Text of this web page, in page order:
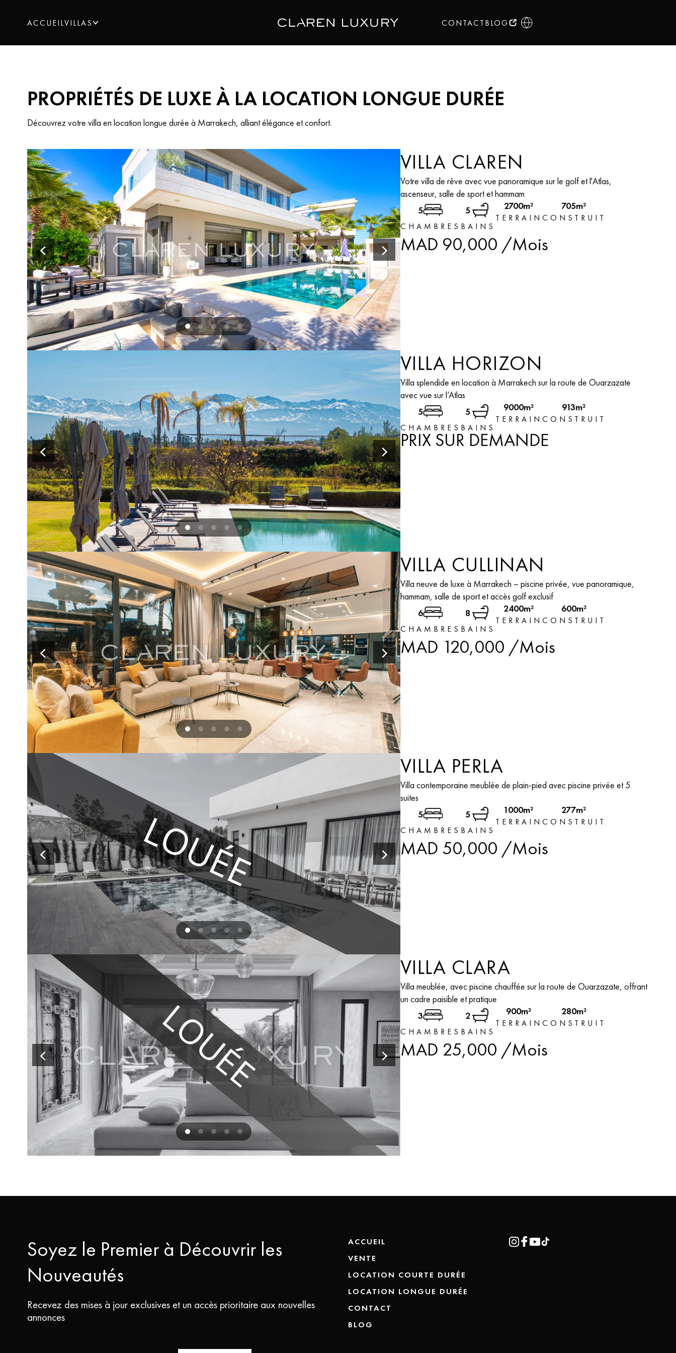
ACCUEILVILLAS
VENTE
LOCATION COURTE DURÉE
LOCATION LONGUE DURÉE
CONTACTBLOG
PROPRIÉTÉS DE LUXE À LA LOCATION LONGUE DURÉE
Découvrez votre villa en location longue durée à Marrakech, alliant élégance et confort.
VILLA CLAREN
Votre villa de rêve avec vue panoramique sur le golf et l'Atlas,
ascenseur, salle de sport et hammam
5
CHAMBRES
5
BAINS
2700m²
TERRAIN
705m²
CONSTRUIT
MAD 90,000 /Mois
VILLA HORIZON
Villa splendide en location à Marrakech sur la route de Ouarzazate
avec vue sur l’Atlas
5
CHAMBRES
5
BAINS
9000m²
TERRAIN
913m²
CONSTRUIT
PRIX SUR DEMANDE
VILLA CULLINAN
Villa neuve de luxe à Marrakech – piscine privée, vue panoramique,
hammam, salle de sport et accès golf exclusif
6
CHAMBRES
8
BAINS
2400m²
TERRAIN
600m²
CONSTRUIT
MAD 120,000 /Mois
VILLA PERLA
Villa contemporaine meublée de plain-pied avec piscine privée et 5
suites
5
CHAMBRES
5
BAINS
1000m²
TERRAIN
277m²
CONSTRUIT
MAD 50,000 /Mois
VILLA CLARA
Villa meublée, avec piscine chauffée sur la route de Ouarzazate, offrant
un cadre paisible et pratique
3
CHAMBRES
2
BAINS
900m²
TERRAIN
280m²
CONSTRUIT
MAD 25,000 /Mois
Soyez le Premier à Découvrir les
Nouveautés
Recevez des mises à jour exclusives et un accès prioritaire aux nouvelles
annonces
ACCUEIL
VENTE
LOCATION COURTE DURÉE
LOCATION LONGUE DURÉE
CONTACT
BLOG